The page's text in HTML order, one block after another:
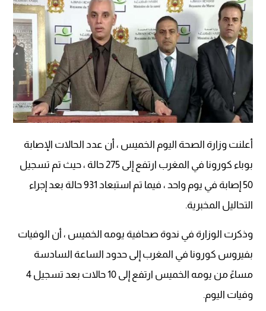
أعلنت وزارة الصحة اليوم الخميس ، أن عدد الحالات الإصابة
بوباء كورونا في المغرب ارتفع إلى 275 حالة ، حيث تم تسجيل
50 إصابة في يوم واحد ، فيما تم استبعاد 931 حالة بعد إجراء
التحاليل المخبرية.
وذكرت الوزارة في ندوة صحافية يومه الخميس ، أن الوفيات
بفيروس كورونا في المغرب إلى حدود الساعة السادسة
مساءً من يومه الخميس ارتفع إلى 10 حالات بعد تسجيل 4
وفيات اليوم.